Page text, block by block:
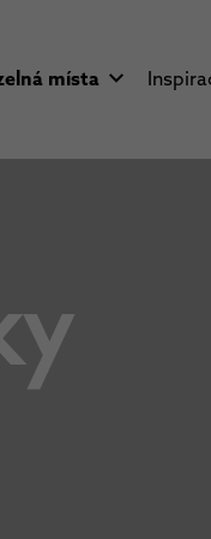
místa